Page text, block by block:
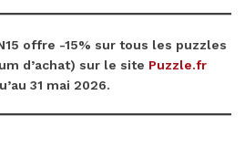
offre -15% sur tous les puzzles
d’achat) sur le site Puzzle.fr
31 mai 2026.